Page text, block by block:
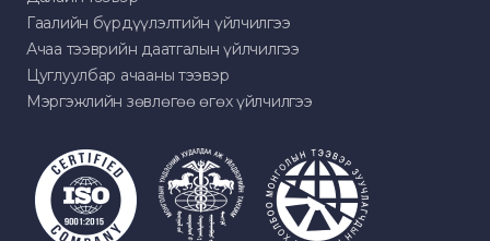
Гаалийн бүрдүүлэлтийн үйлчилгээ
Ачаа тээврийн даатгалын үйлчилгээ
Цуглуулбар ачааны тээвэр
Мэргэжлийн зөвлөгөө өгөх үйлчилгээ